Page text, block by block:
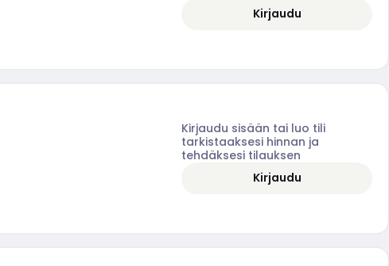
Kirjaudu
Kirjaudu sisään tai luo tili
tarkistaaksesi hinnan ja
tehdäksesi tilauksen
Kirjaudu